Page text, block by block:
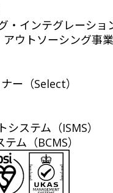
・インテグレーショ
ウトソーシング事業
ー（Select）
ステム（ISMS）
ム（BCMS）